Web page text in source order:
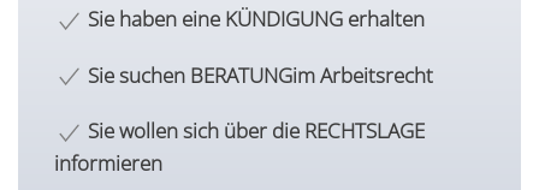
Sie haben eine KÜNDIGUNG erhalten
Sie suchen BERATUNGim Arbeitsrecht
Sie wollen sich über die RECHTSLAGE
informieren